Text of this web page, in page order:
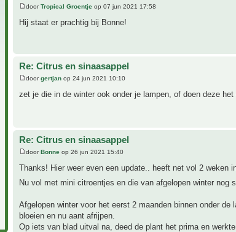
doorTropical Groentje op 07 jun 2021 17:58
Hij staat er prachtig bij Bonne!
Re: Citrus en sinaasappel
doorgertjan op 24 jun 2021 10:10
zet je die in de winter ook onder je lampen, of doen deze
Re: Citrus en sinaasappel
doorBonne op 26 jun 2021 15:40
Thanks! Hier weer even een update.. heeft net vol 2 weken
Nu vol met mini citroentjes en die van afgelopen winter nog
Afgelopen winter voor het eerst 2 maanden binnen onder de
bloeien en nu aant afrijpen.
Op iets van blad uitval na, deed de plant het prima en